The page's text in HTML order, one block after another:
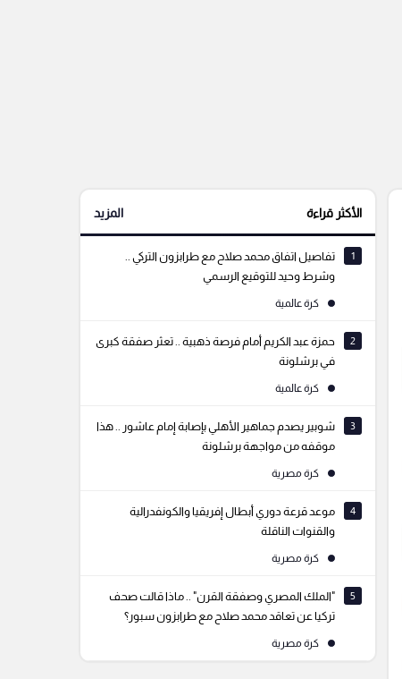
الأكثر قراءة المزيد
1
تفاصيل اتفاق محمد صلاح مع طرابزون التركي ..
وشرط وحيد للتوقيع الرسمي
كرة عالمية
2
حمزة عبد الكريم أمام فرصة ذهبية .. تعثر صفقة كبرى
في برشلونة
كرة عالمية
3
شوبير يصدم جماهير الأهلي بإصابة إمام عاشور .. هذا
موقفه من مواجهة برشلونة
كرة مصرية
4
موعد قرعة دوري أبطال إفريقيا والكونفدرالية
والقنوات الناقلة
كرة مصرية
5
"الملك المصري وصفقة القرن" .. ماذا قالت صحف
تركيا عن تعاقد محمد صلاح مع طرابزون سبور؟
كرة مصرية